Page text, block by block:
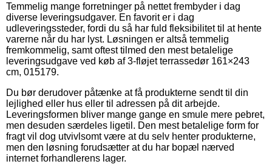
Temmelig mange forretninger på nettet frembyder i dag
diverse leveringsudgaver. En favorit er i dag
udleveringssteder, fordi du så har fuld fleksibilitet til at hente
varerne når du har lyst. Løsningen er altså temmelig
fremkommelig, samt oftest tilmed den mest betalelige
leveringsudgave ved køb af 3-fløjet terrassedør 161×243
cm, 015179.
Du bør derudover påtænke at få produkterne sendt til din
lejlighed eller hus eller til adressen på dit arbejde.
Leveringsformen bliver mange gange en smule mere pebret,
men desuden særdeles ligetil. Den mest betalelige form for
fragt vil dog utvivlsomt være at du selv henter produkterne,
men den løsning forudsætter at du har bopæl nærved
internet forhandlerens lager.